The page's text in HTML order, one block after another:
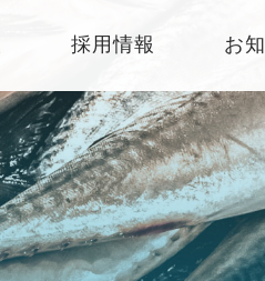
採用情報 お